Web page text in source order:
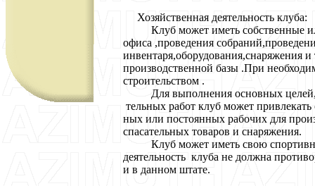
Хозяйственная деятельность клуба:
Клуб может иметь собственные
офиса ,проведения
инвентаря,оборудования,снаряжения
производственной базы .При
строительством .
Для выполнения основных
тельных работ клуб может
ных или постоянных рабочих для
спасательных товаров и снаряжения.
Клуб может иметь свою
деятельность клуба не должна
и в данном штате.